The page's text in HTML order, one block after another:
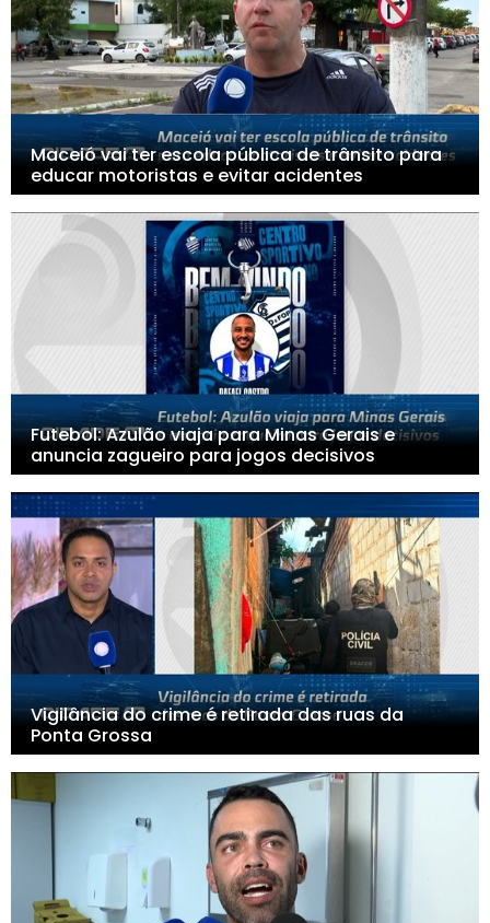
Maceió vai ter escola pública de trânsito para
educar motoristas e evitar acidentes
Futebol: Azulão viaja para Minas Gerais e
anuncia zagueiro para jogos decisivos
Vigilância do crime é retirada das ruas da
Ponta Grossa